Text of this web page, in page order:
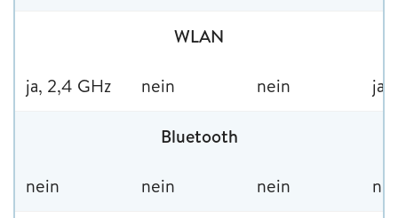
WLAN
ja, 2,4 GHz nein nein ja
Bluetooth
nein nein nein